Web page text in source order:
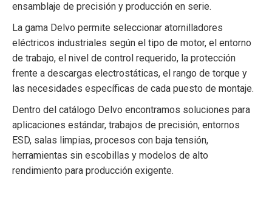
ensamblaje de precisión y producción en serie.
La gama Delvo permite seleccionar atornilladores
eléctricos industriales según el tipo de motor, el entorno
de trabajo, el nivel de control requerido, la protección
frente a descargas electrostáticas, el rango de torque y
las necesidades específicas de cada puesto de montaje.
Dentro del catálogo Delvo encontramos soluciones para
aplicaciones estándar, trabajos de precisión, entornos
ESD, salas limpias, procesos con baja tensión,
herramientas sin escobillas y modelos de alto
rendimiento para producción exigente.